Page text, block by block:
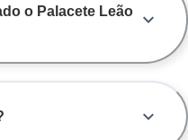
o Palacete Leão